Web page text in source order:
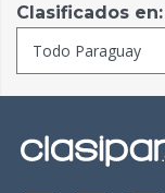
Clasificados en: